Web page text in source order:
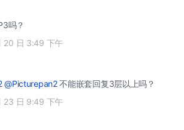
吗？
20 日 3:49 下午
@Picturepan2不能嵌套回复3层以上吗？
23 日 9:49 下午